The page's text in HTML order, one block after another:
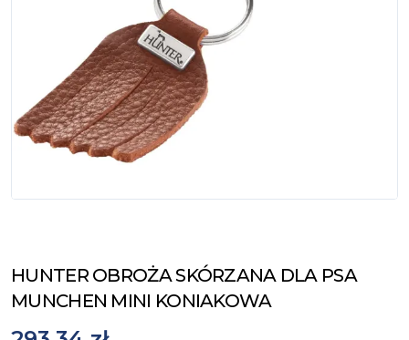
HUNTER OBROŻA SKÓRZANA DLA PSA
MUNCHEN MINI KONIAKOWA